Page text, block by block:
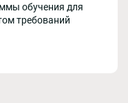
обучения для
требований